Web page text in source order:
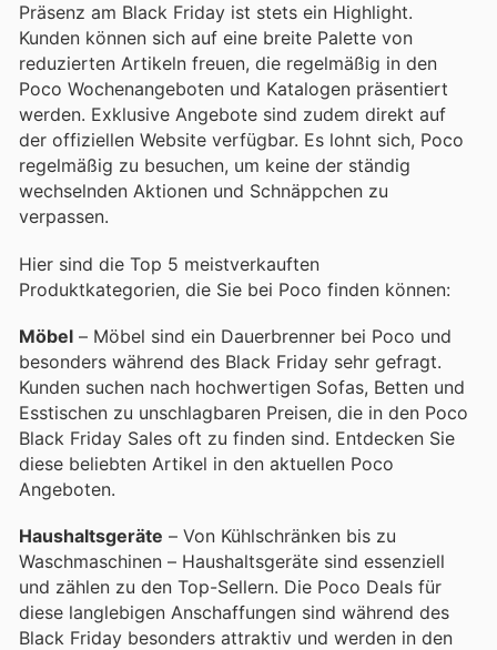
Präsenz am Black Friday ist stets ein Highlight.
Kunden können sich auf eine breite Palette von
reduzierten Artikeln freuen, die regelmäßig in den
Poco Wochenangeboten und Katalogen präsentiert
werden. Exklusive Angebote sind zudem direkt auf
der offiziellen Website verfügbar. Es lohnt sich, Poco
regelmäßig zu besuchen, um keine der ständig
wechselnden Aktionen und Schnäppchen zu
verpassen.
Hier sind die Top 5 meistverkauften
Produktkategorien, die Sie bei Poco finden können:
Möbel – Möbel sind ein Dauerbrenner bei Poco und
besonders während des Black Friday sehr gefragt.
Kunden suchen nach hochwertigen Sofas, Betten und
Esstischen zu unschlagbaren Preisen, die in den Poco
Black Friday Sales oft zu finden sind. Entdecken Sie
diese beliebten Artikel in den aktuellen Poco
Angeboten.
Haushaltsgeräte – Von Kühlschränken bis zu
Waschmaschinen – Haushaltsgeräte sind essenziell
und zählen zu den Top-Sellern. Die Poco Deals für
diese langlebigen Anschaffungen sind während des
Black Friday besonders attraktiv und werden in den